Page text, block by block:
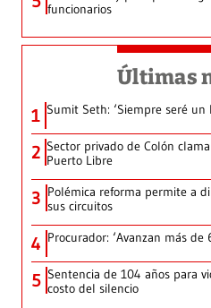
funcionarios
Últimas
1 Sumit Seth: ‘Siempre seré un
2 Sector privado de Colón
Puerto Libre
3 Polémica reforma permite a
sus circuitos
4 Procurador: ‘Avanzan más
5 Sentencia de 104 años para
costo del silencio